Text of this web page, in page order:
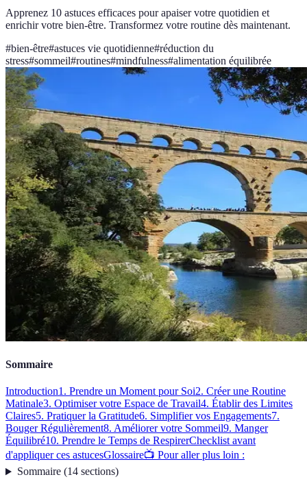
Apprenez 10 astuces efficaces pour apaiser votre quotidien et
enrichir votre bien-être. Transformez votre routine dès maintenant.
#bien-être#astuces vie quotidienne#réduction du
stress#sommeil#routines#mindfulness#alimentation équilibrée
Sommaire
Introduction1. Prendre un Moment pour Soi2. Créer une Routine
Matinale3. Optimiser votre Espace de Travail4. Établir des Limites
Claires5. Pratiquer la Gratitude6. Simplifier vos Engagements7.
Bouger Régulièrement8. Améliorer votre Sommeil9. Manger
Équilibré10. Prendre le Temps de RespirerChecklist avant
d'appliquer ces astucesGlossaire📺 Pour aller plus loin :
Sommaire(14 sections)